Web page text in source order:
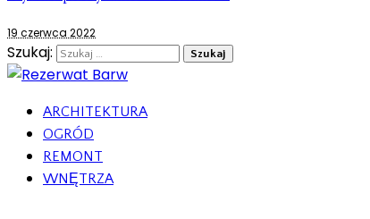
19 czerwca 2022
Szukaj:
ARCHITEKTURA
OGRÓD
REMONT
WNĘTRZA